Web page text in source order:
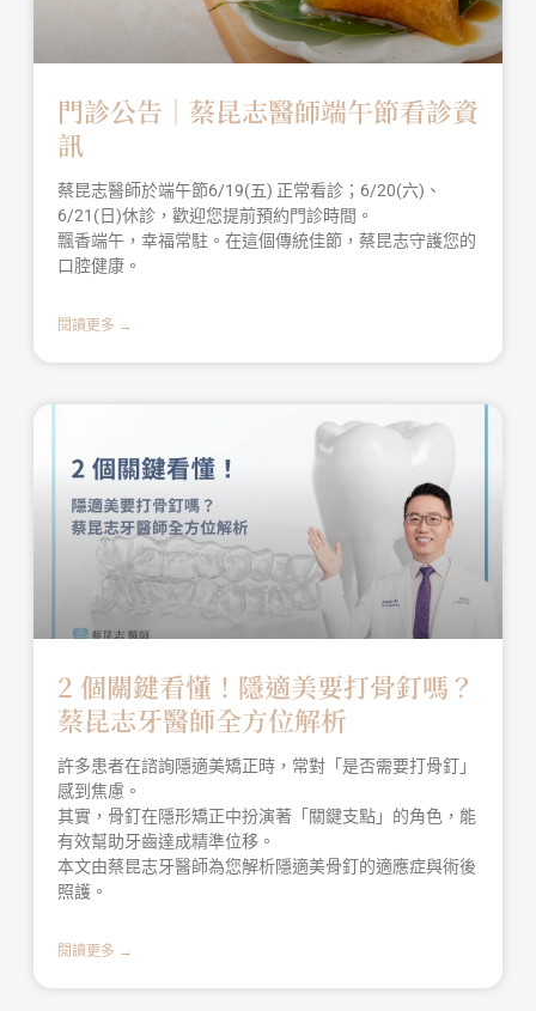
門診公告｜蔡昆志醫師端午節看診資
訊
蔡昆志醫師於端午節6/19(五) 正常看診；6/20(六)、
6/21(日)休診，歡迎您提前預約門診時間。
飄香端午，幸福常駐。在這個傳統佳節，蔡昆志守護您的
口腔健康。
閱讀更多 →
2 個關鍵看懂！隱適美要打骨釘嗎？
蔡昆志牙醫師全方位解析
許多患者在諮詢隱適美矯正時，常對「是否需要打骨釘」
感到焦慮。
其實，骨釘在隱形矯正中扮演著「關鍵支點」的角色，能
有效幫助牙齒達成精準位移。
本文由蔡昆志牙醫師為您解析隱適美骨釘的適應症與術後
照護。
閱讀更多 →